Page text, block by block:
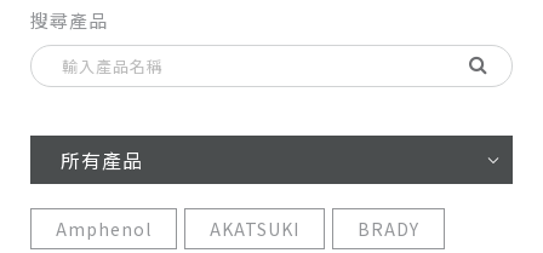
搜尋產品
所有產品
Amphenol AKATSUKI
BRADY